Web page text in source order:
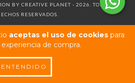
aceptas el uso de cookiespara
de compra.
ENTENDIDO
BY CREATIVE PLANET - 2026. TODOS LOS
RESERVADOS.